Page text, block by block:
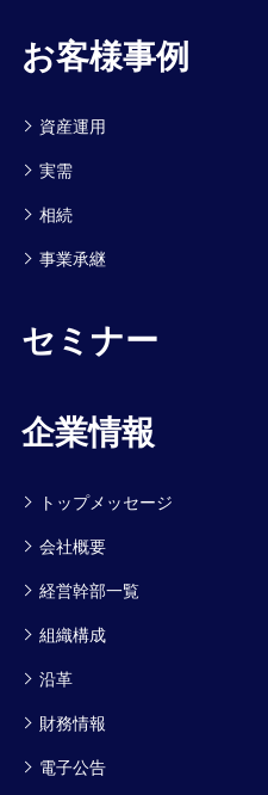
お客様事例
資産運用
実需
相続
事業承継
セミナー
企業情報
トップメッセージ
会社概要
経営幹部一覧
組織構成
沿革
財務情報
電子公告